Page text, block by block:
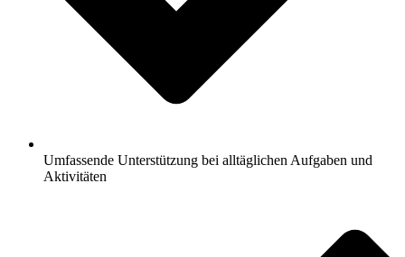
Umfassende Unterstützung bei alltäglichen Aufgaben und
Aktivitäten